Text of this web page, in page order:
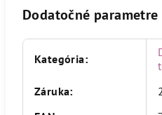
Dodatočné parametre
Kategória:
Záruka: